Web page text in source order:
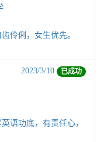
伶俐，女生优先。
2023/3/10 已成功
语功底，有责任心，